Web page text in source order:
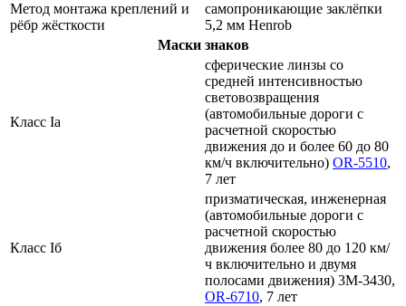
Метод монтажа креплений и
рёбр жёсткости
самопроникающие заклёпки
5,2 мм Henrob
Маски знаков
Класс Ia
сферические линзы со
средней интенсивностью
световозвращения
(автомобильные дороги с
расчетной скоростью
движения до и более 60 до 80
км/ч включительно) OR-5510,
7 лет
Класс Iб
призматическая, инженерная
(автомобильные дороги с
расчетной скоростью
движения более 80 до 120 км/
ч включительно и двумя
полосами движения) 3M-3430,
OR-6710, 7 лет